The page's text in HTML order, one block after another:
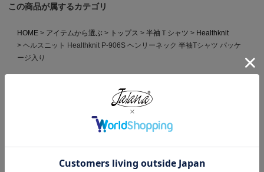
この商品が属するカテゴリ
HOME アイテムから選ぶ トップス 半袖Ｔシャツ
Healthknit
ヘルスニット Healthknit P-906S ヘンリーネック 半袖Tシャツ パッケ
ージ入り
ヘルスニット Healthknit P-906S ヘンリーネック 半袖Tシャツ パッケ